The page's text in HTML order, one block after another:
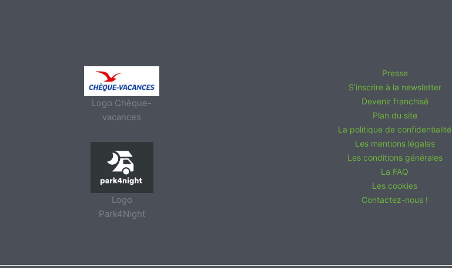
Logo Chèque-
vacances
Logo
Park4Night
Presse
S’inscrire à la newsletter
Devenir franchisé
Plan du site
La politique de confidentialité
Les mentions légales
Les conditions générales
La FAQ
Les cookies
Contactez-nous !